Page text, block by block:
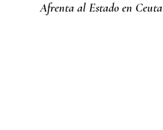
Afrenta al Estado en Ceuta